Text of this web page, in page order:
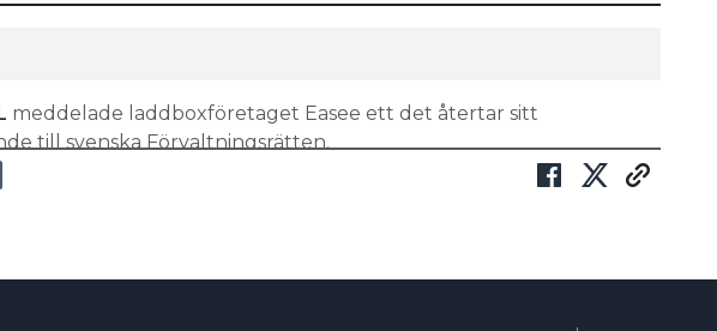
meddelade laddboxföretaget Easee ett det återtar sitt
till svenska Förvaltningsrätten.
i Karlstad.